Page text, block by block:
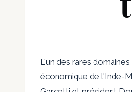
L'un des rares
économique de l'Inde-